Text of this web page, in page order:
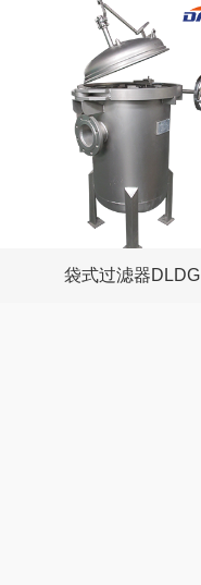
袋式过滤器DLDG